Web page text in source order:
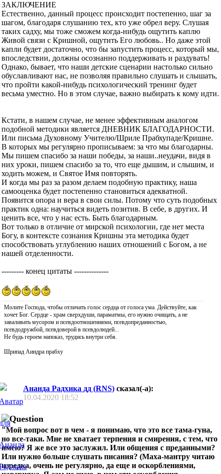
ЗАКЛЮЧЕНИЕ
Естественно, данный процесс происходит постепенно, шаг за
шагом, благодаря слушанию тех, кто уже обрел веру. Слушая
таких садху, мы тоже сможем когда-нибудь ощутить каплю
Живой связи с Кришной, ощутить Его любовь.. Но даже этой
капли будет достаточно, что бы запустить процесс, который мы,
впоследствии, должны осознанно поддерживать и раздувать!
Однако, бывает, что наши детские сценарии настолько сильно
обуславливают нас, не позволяя правильно слушать и слышать,
что пройти какой-нибудь психологический тренинг будет
весьма уместно. Но в этом случае, важно выбирать к кому идти.
Кстати, в нашем случае, не менее эффективным аналогом
подобной методики является ДНЕВНИК БЛАГОДАРНОСТИ.
Или письма Духовному Учителю/Шриле Прабхупаде/Кришне.
В которых мы регулярно прописываем: за что мы благодарны.
Мы пишем спасибо за наши победы, за наши..неудачи, видя в
них уроки, пишем спасибо за то, что еще дышим, и слышим, и
ходить можем, и Святое Имя повторять.
И когда мы раз за разом делаем подобную практику, наша
самооценка будет постепенно становиться адекватной.
Появится опора и вера в свои силы. Потому что суть подобных
практик одна: научиться видеть позитив. В себе, в других. И
ценить все, что у нас есть. Быть благодарным.
Вот только в отличие от мирской психологии, где нет места
Богу, в контексте сознания Кришны эта методика будет
способствовать углублению наших отношений с Богом, а не
нашей отделенности.
--------- конец цитаты --------------
Молите Господа, чтобы отличать голос сердца от голоса ума. Действуйте, как
хочет Бог. Сердце - храм сверхдуши, параматмы, его нужно очищать, а не
заваливать мусором и псевдоотношениями, псевдопреданностью,
псевдодружбой, псевдоверой в псевдолюдей...
Не будь героем напоказ, трудись внутри себя.
Шрипад Аиндра прабху
Ананда Радхика дд (RNS) сказал(-а):
10.04.2020 18:52
"Мой вопрос вот в чем - я понимаю, что это все тама-гуна,
но все-таки. Мне не хватает терпения и смирения, с тем, что
имею? Я же все это заслужил. Или общения с преданными?
Или нужно больше слушать писания? (Маха-мантру читаю
изредка, очень не регулярно, да еще и оскорблениями,